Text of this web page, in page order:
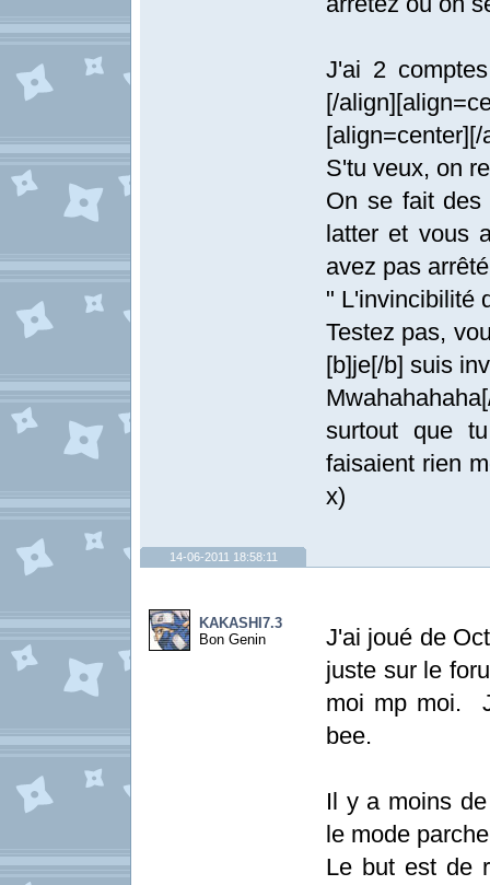
J'ai 2
[/
S'tu veux, on
On se fait des
latter et vous
avez pas
" L'invincibilité
Testez pas,
[b]je[/b] suis
surtout que
faisaient rien
x)
14-06-2011 18:58:11
KAKASHI7.3
Bon Genin
J'ai joué de
juste sur le
moi mp moi.
bee.
Il y a moins
le mode
Le but est de